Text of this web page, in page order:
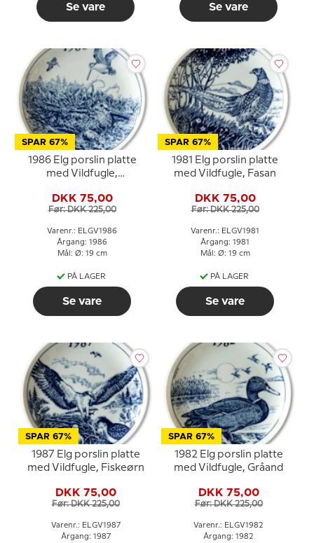
Se vare Se vare
SPAR 67%
1986 Elg porslin platte
med Vildfugle,
DKK 75,00
Før: DKK 225,00
Varenr.: ELGV1986
Årgang: 1986
Mål: Ø: 19 cm
PÅ LAGER
Se vare
SPAR 67%
1981 Elg porslin platte
med Vildfugle, Fasan
DKK 75,00
Før: DKK 225,00
Varenr.: ELGV1981
Årgang: 1981
Mål: Ø: 19 cm
PÅ LAGER
Se vare
SPAR 67%
1987 Elg porslin platte
med Vildfugle, Fiskeørn
DKK 75,00
Før: DKK 225,00
Varenr.: ELGV1987
Årgang: 1987
SPAR 67%
1982 Elg porslin platte
med Vildfugle, Gråand
DKK 75,00
Før: DKK 225,00
Varenr.: ELGV1982
Årgang: 1982